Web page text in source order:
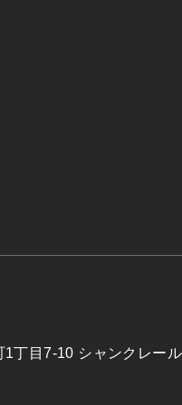
1丁目7-10 シャンクレー